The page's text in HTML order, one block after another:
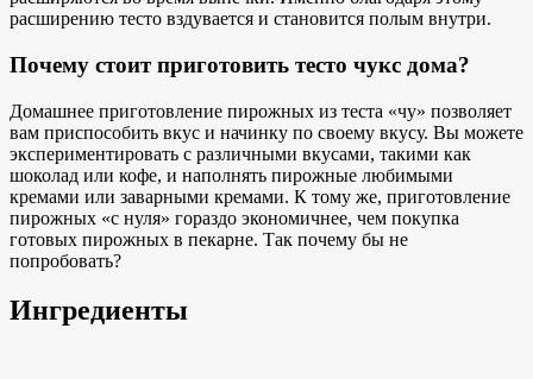
расширению тесто вздувается и становится полым внутри.
Почему стоит приготовить тесто чукс дома?
Домашнее приготовление пирожных из теста «чу» позволяет
вам приспособить вкус и начинку по своему вкусу. Вы можете
экспериментировать с различными вкусами, такими как
шоколад или кофе, и наполнять пирожные любимыми
кремами или заварными кремами. К тому же, приготовление
пирожных «с нуля» гораздо экономичнее, чем покупка
готовых пирожных в пекарне. Так почему бы не
попробовать?
Ингредиенты